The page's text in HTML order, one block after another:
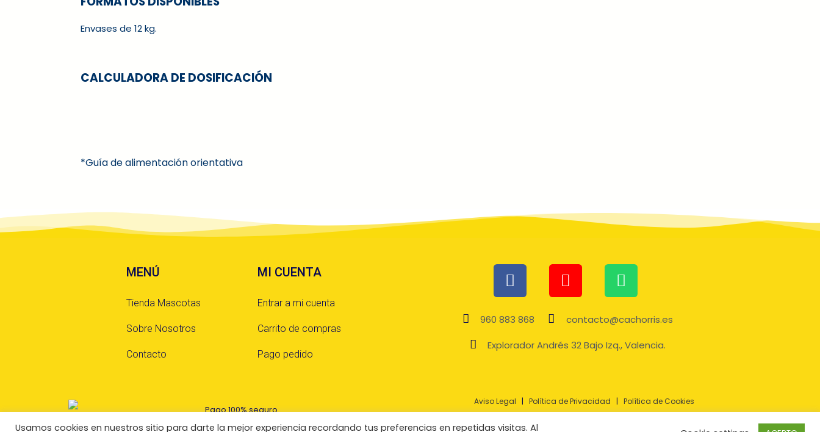
Envases de 12 kg.
CALCULADORA DE DOSIFICACIÓN
*Guía de alimentación orientativa
MENÚ
Tienda Mascotas
Sobre Nosotros
Contacto
MI CUENTA
Entrar a mi cuenta
Carrito de compras
Pago pedido
960 883 868
contacto@cachorris.es
Explorador Andrés 32 Bajo Izq., Valencia.
Aviso Legal | Política de Privacidad | Política de Cookies
Usamos cookies en nuestros sitio para darte la mejor experiencia recordando tus preferencias en repetidas visitas. Al